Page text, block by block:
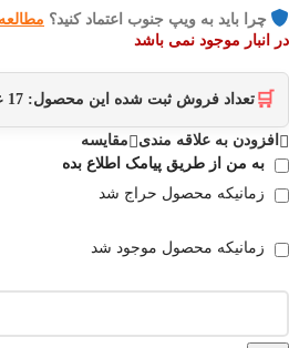
چرا باید به ویپ جنوب اعتماد کنید؟
در انبار موجود نمی باشد
🛒 تعداد فروش ثبت شده این محصول: 17
افزودن به علاقه مندی
مقایسه
به من از طریق پیامک اطلاع بده
زمانیکه محصول حراج شد
زمانیکه محصول موجود شد